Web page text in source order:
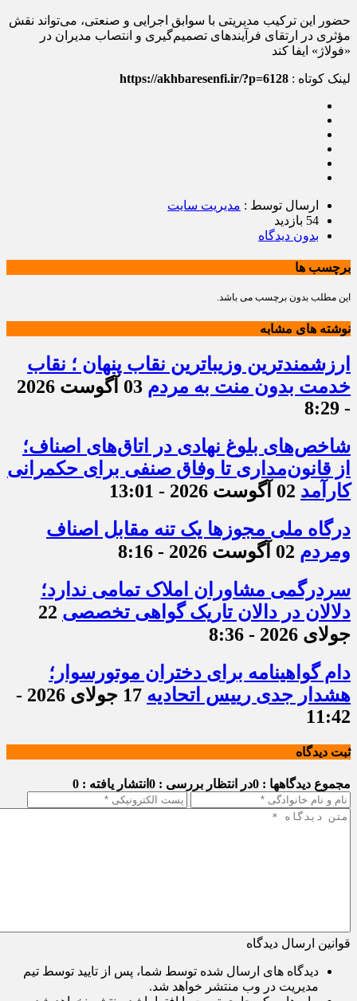
حضور این ترکیب مدیریتی با سوابق اجرایی و صنعتی، می‌تواند نقش
مؤثری در ارتقای فرآیندهای تصمیم‌گیری و انتصاب مدیران در
«فولاژ» ایفا کند
لینک کوتاه : https://akhbaresenfi.ir/?p=6128
ارسال توسط : مدیریت سایت
54 بازدید
بدون دیدگاه
برچسب ها
این مطلب بدون برچسب می باشد.
نوشته های مشابه
ارزشمندترین وزیباترین نقاب پنهان ؛ نقاب
خدمت بدون منت به مردم
03 آگوست 2026
- 8:29
شاخص‌های بلوغ نهادی در اتاق‌های اصناف؛
از قانون‌مداری تا وفاق صنفی برای حکمرانی
کارآمد 02 آگوست 2026 - 13:01
درگاه ملی مجوزها یک تنه مقابل اصناف
ومردم 02 آگوست 2026 - 8:16
سردرگمی مشاوران املاک تمامی ندارد؛
دلالان در دالان تاریک گواهی تخصصی 22
جولای 2026 - 8:36
دام گواهینامه برای دختران موتورسوار؛
هشدار جدی رییس اتحادیه
17 جولای 2026 -
11:42
ثبت دیدگاه
مجموع دیدگاهها : 0 در انتظار بررسی : 0 انتشار یافته : 0
قوانین ارسال دیدگاه
دیدگاه های ارسال شده توسط شما، پس از تایید توسط تیم
مدیریت در وب منتشر خواهد شد.